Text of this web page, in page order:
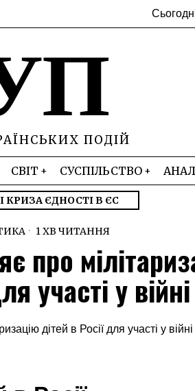
ПОДІЙ
СВІТ СУСПІЛЬСТВО
КРИЗА ЄДНОСТІ В ЄС
1 ХВ ЧИТАННЯ
про
участі у війні